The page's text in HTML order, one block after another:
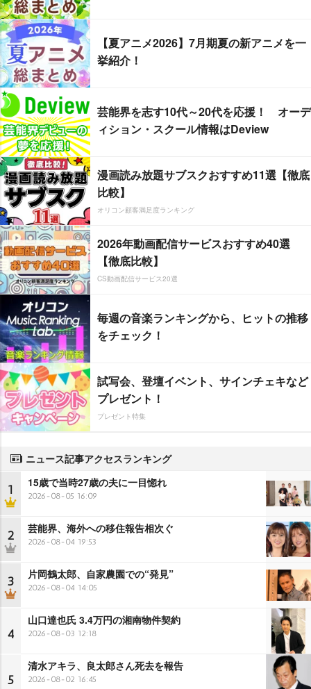
【夏アニメ2026】7月期夏の新アニメを一
挙紹介！
芸能界を志す10代～20代を応援！ オーデ
ィション・スクール情報はDeview
漫画読み放題サブスクおすすめ11選【徹底
比較】
オリコン顧客満足度ランキング
2026年動画配信サービスおすすめ40選
【徹底比較】
CS動画配信サービス20選
毎週の音楽ランキングから、ヒットの推移
をチェック！
試写会、登壇イベント、サインチェキなど
プレゼント！
プレゼント特集
ニュース記事アクセスランキング
1 15歳で当時27歳の夫に一目惚れ
2026-08-05 16:09
2 芸能界、海外への移住報告相次ぐ
2026-08-04 19:53
3 片岡鶴太郎、自家農園での“発見”
2026-08-04 14:05
4
山口達也氏 3.4万円の湘南物件契約
2026-08-03 12:18
5
清水アキラ、良太郎さん死去を報告
2026-08-02 16:45